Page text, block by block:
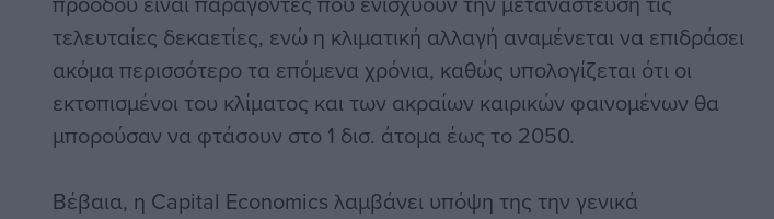
τελευταίες δεκαετίες, ενώ η κλιματική αλλαγή αναμένεται να επιδράσει
ακόμα περισσότερο τα επόμενα χρόνια, καθώς υπολογίζεται ότι οι
εκτοπισμένοι του κλίματος και των ακραίων καιρικών φαινομένων θα
μπορούσαν να φτάσουν στο 1 δισ. άτομα έως το 2050.
Βέβαια, η Capital Economics λαμβάνει υπόψη της την γενικά